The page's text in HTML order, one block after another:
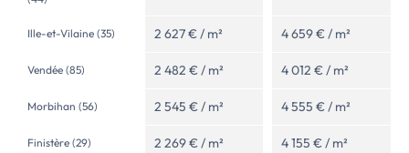
Ille-et-Vilaine (35) 2 627 € / m² 4 659 € / m²
Vendée (85) 2 482 € / m² 4 012 € / m²
Morbihan (56) 2 545 € / m² 4 555 € / m²
Finistère (29) 2 269 € / m² 4 155 € / m²